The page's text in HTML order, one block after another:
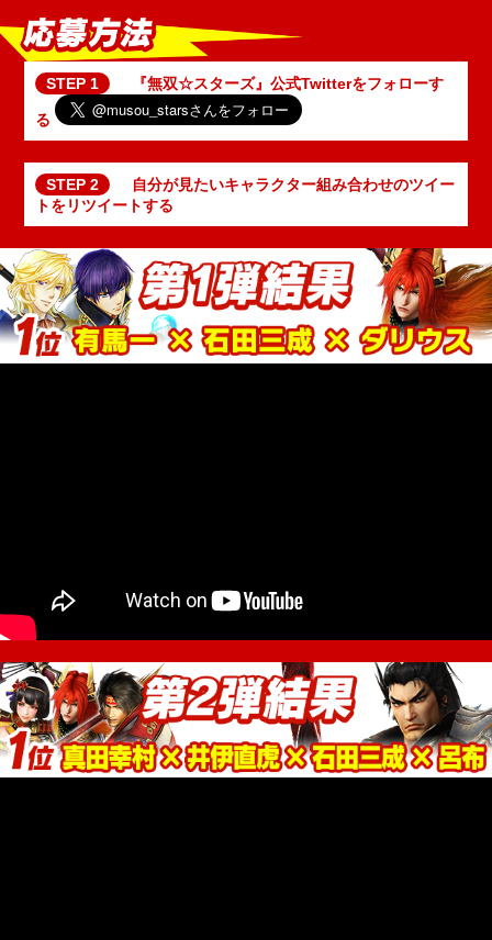
『無双☆スターズ』公式Twitterをフォローす
る
自分が見たいキャラクター組み合わせのツイー
トをリツイートする